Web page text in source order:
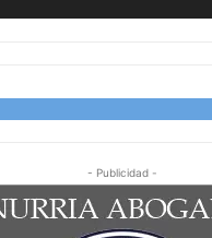
- Publicidad -